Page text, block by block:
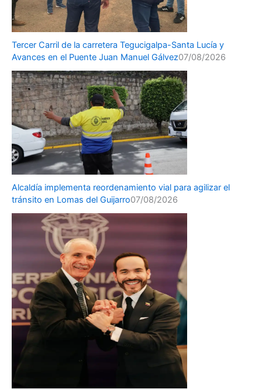
Tercer Carril de la carretera Tegucigalpa-Santa Lucía y
Avances en el Puente Juan Manuel Gálvez07/08/2026
Alcaldía implementa reordenamiento vial para agilizar el
tránsito en Lomas del Guijarro07/08/2026